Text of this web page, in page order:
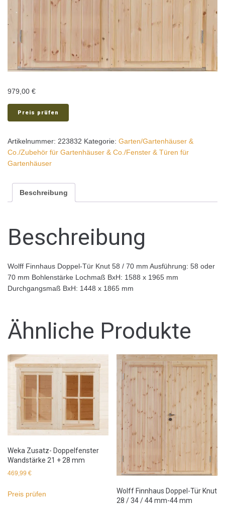
979,00 €
Preis prüfen
Artikelnummer: 223832 Kategorie: Garten/Gartenhäuser &
Co./Zubehör für Gartenhäuser & Co./Fenster & Türen für
Gartenhäuser
Beschreibung
Beschreibung
Wolff Finnhaus Doppel-Tür Knut 58 / 70 mm Ausführung: 58 oder
70 mm Bohlenstärke Lochmaß BxH: 1588 x 1965 mm
Durchgangsmaß BxH: 1448 x 1865 mm
Ähnliche Produkte
Weka Zusatz- Doppelfenster
Wandstärke 21 + 28 mm
469,99 €
Preis prüfen
Wolff Finnhaus Doppel-Tür Knut
28 / 34 / 44 mm-44 mm